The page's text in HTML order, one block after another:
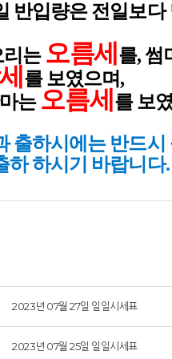
반입량은 전일보다
리는 오름세를, 썸
를 보였으며,
는 오름세를 보
출하시에는 반드시
하 하시기 바랍니다.
2023년 07월 27일 일일시세표
2023년 07월 25일 일일시세표